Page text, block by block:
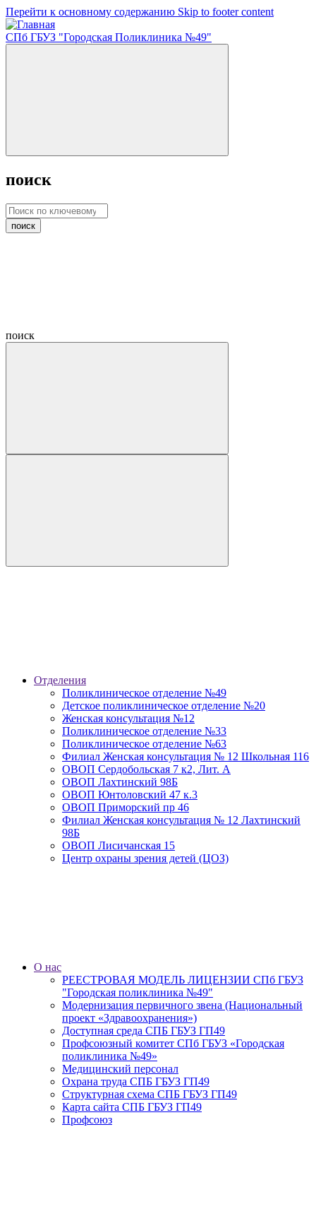
Перейти к основному содержанию Skip to footer content
СПб ГБУЗ "Городская Поликлиника №49"
поиск
поиск
поиск
Отделения
Поликлиническое отделение №49
Детское поликлиническое отделение №20
Женская консультация №12
Поликлиническое отделение №33
Поликлиническое отделение №63
Филиал Женская консультация № 12 Школьная 116
ОВОП Сердобольская 7 к2, Лит. А
ОВОП Лахтинский 98Б
ОВОП Юнтоловский 47 к.3
ОВОП Приморский пр 46
Филиал Женская консультация № 12 Лахтинский
98Б
ОВОП Лисичанская 15
Центр охраны зрения детей (ЦОЗ)
О нас
РЕЕСТРОВАЯ МОДЕЛЬ ЛИЦЕНЗИИ СПб ГБУЗ
"Городская поликлиника №49"
Модернизация первичного звена (Национальный
проект «Здравоохранения»)
Доступная среда СПБ ГБУЗ ГП49
Профсоюзный комитет СПб ГБУЗ «Городская
поликлиника №49»
Медицинский персонал
Охрана труда СПБ ГБУЗ ГП49
Структурная схема СПБ ГБУЗ ГП49
Карта сайта СПБ ГБУЗ ГП49
Профсоюз